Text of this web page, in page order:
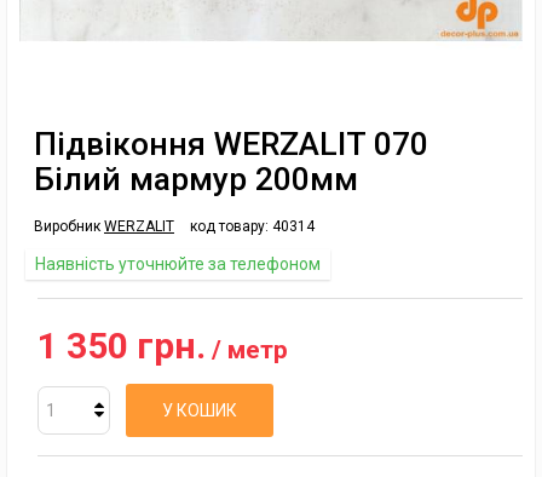
Підвіконня WERZALIT 070
Білий мармур 200мм
Виробник WERZALIT код товару: 40314
Наявність уточнюйте за телефоном
1 350 грн. / метр
У КОШИК